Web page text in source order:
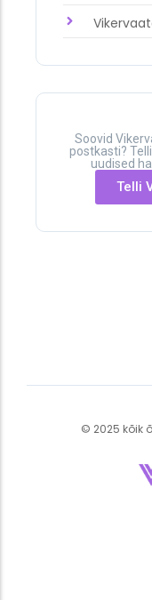
Soovid
postkasti?
uudised
Telli
© 2025 kõik